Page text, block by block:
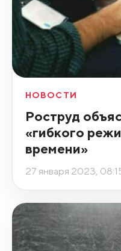
НОВОСТИ
Роструд
«гибкого
времени»
27 января 2023,